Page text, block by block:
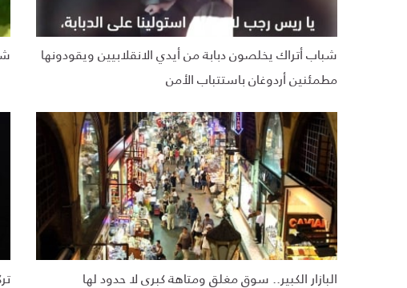
شباب أتراك يخلصون دبابة من أيدي الانقلابيين ويقودونها
مطمئنين أردوغان باستتباب الأمن
البازار الكبير.. سوق مغلق ومتاهة كبرى لا حدود لها